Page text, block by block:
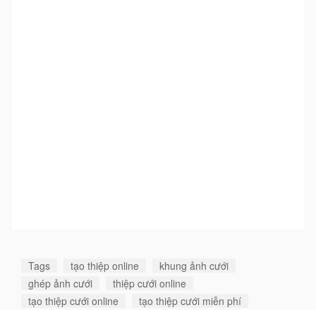
Tags tạo thiệp online
khung ảnh cưới
ghép ảnh cưới
thiệp cưới online
tạo thiệp cưới online
tạo thiệp cưới miễn phí